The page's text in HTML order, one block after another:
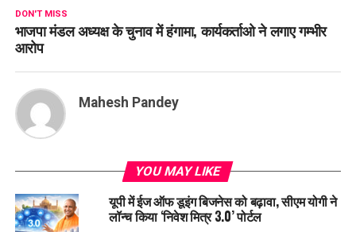
DON'T MISS
भाजपा मंडल अध्यक्ष के चुनाव में हंगामा, कार्यकर्ताओ ने लगाए गम्भीर
आरोप
Mahesh Pandey
YOU MAY LIKE
यूपी में ईज ऑफ डूइंग बिजनेस को बढ़ावा, सीएम योगी ने
लॉन्च किया ‘निवेश मित्र 3.0’ पोर्टल